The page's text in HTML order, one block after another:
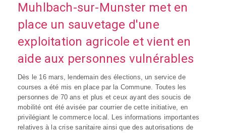
Muhlbach-sur-Munster met en
place un sauvetage d'une
exploitation agricole et vient en
aide aux personnes vulnérables
Dès le 16 mars, lendemain des élections, un service de
courses a été mis en place par la Commune. Toutes les
personnes de 70 ans et plus et ceux ayant des soucis de
mobilité ont été avisée par courrier de cette initiative, en
privilégiant le commerce local. Les informations importantes
relatives à la crise sanitaire ainsi que des autorisations de